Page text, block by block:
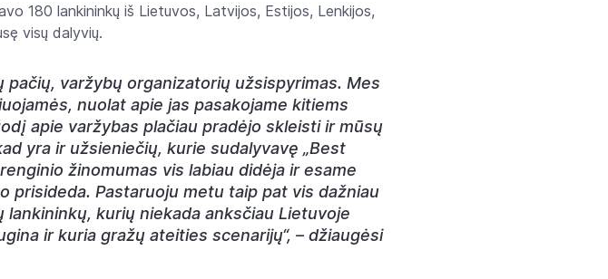
180 lankininkų iš Lietuvos, Latvijos, Estijos, Lenkijos,
visų dalyvių.
varžybų organizatorių užsispyrimas. Mes
nuolat apie jas pasakojame kitiems
apie varžybas plačiau pradėjo skleisti ir mūsų
yra ir užsieniečių, kurie sudalyvavę „Best
žinomumas vis labiau didėja ir esame
prisideda. Pastaruoju metu taip pat vis dažniau
kurių niekada anksčiau Lietuvoje
ir kuria gražų ateities scenarijų“, – džiaugėsi